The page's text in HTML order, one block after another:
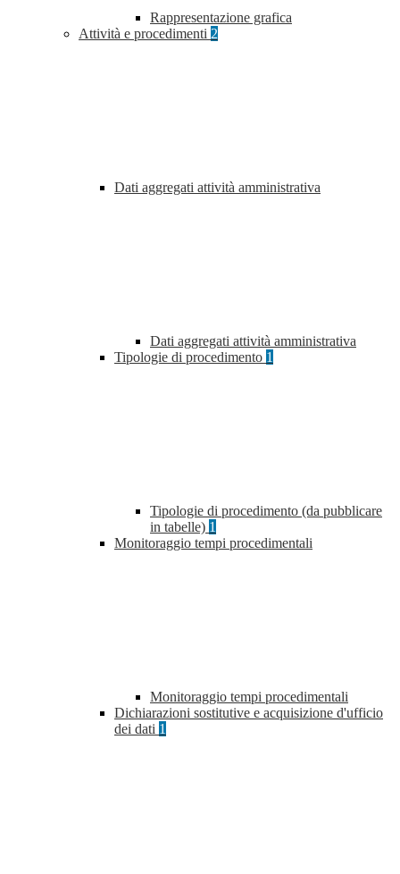
Rappresentazione grafica
Attività e procedimenti 2
Dati aggregati attività amministrativa
Dati aggregati attività amministrativa
Tipologie di procedimento 1
Tipologie di procedimento (da pubblicare
in tabelle) 1
Monitoraggio tempi procedimentali
Monitoraggio tempi procedimentali
Dichiarazioni sostitutive e acquisizione d'ufficio
dei dati 1